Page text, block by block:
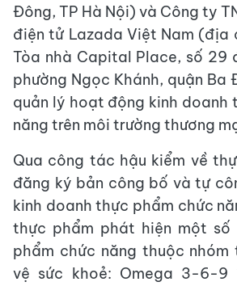
Đông, TP Hà Nội) và Công ty
điện tử Lazada Việt Nam
Tòa nhà Capital Place, số 29
phường Ngọc Khánh, quận Ba
quản lý hoạt động kinh doanh
năng trên môi trường thương
Qua công tác hậu kiểm về
đăng ký bản công bố và tự
kinh doanh thực phẩm chức
thực phẩm phát hiện một số
phẩm chức năng thuộc
vệ sức khoẻ: Omega 3-6-9